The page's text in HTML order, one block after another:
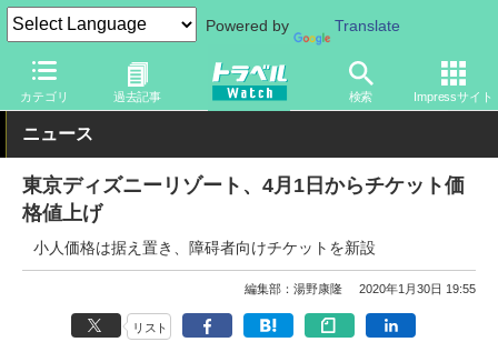
Powered by Translate
カテゴリ 過去記事 検索 Impressサイト
トラベル Watch 旅の情報 観光地 ディズニーリゾート
ニュース
東京ディズニーリゾート、4月1日からチケット価
格値上げ
小人価格は据え置き、障碍者向けチケットを新設
編集部：湯野康隆 2020年1月30日 19:55
リスト